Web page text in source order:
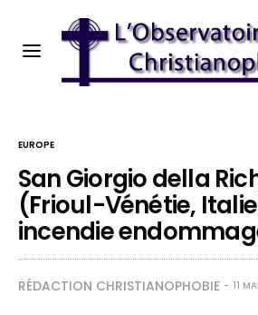
EUROPE
San Giorgio della
(Frioul-Vénétie,
incendie
RÉDACTION CHRISTIANOPHOBIE 11